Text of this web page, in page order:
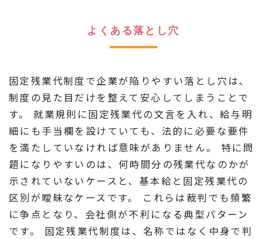
よくある落とし穴
固定残業代制度で企業が陥りやすい落とし穴は、
制度の見た目だけを整えて安心してしまうことで
す。 就業規則に固定残業代の文言を入れ、給与明
細にも手当欄を設けていても、法的に必要な要件
を満たしていなければ意味がありません。 特に問
題になりやすいのは、何時間分の残業代なのかが
示されていないケースと、基本給と固定残業代の
区別が曖昧なケースです。 これらは裁判でも頻繁
に争点となり、会社側が不利になる典型パターン
です。 固定残業代制度は、名称ではなく中身で判